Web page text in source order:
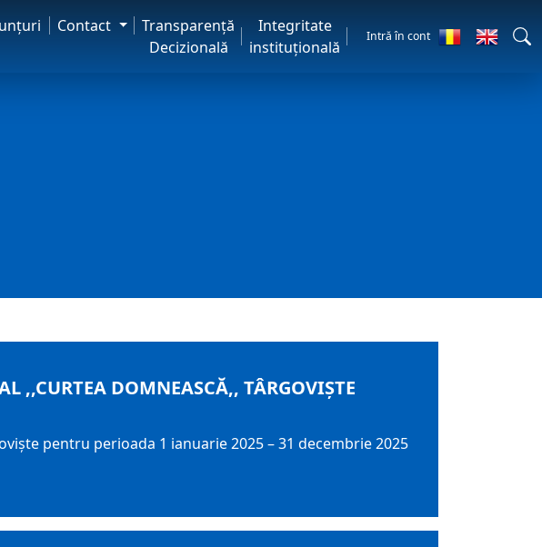
Contact
Transparență
Decizională
Integritate
instituțională
Intră în cont
,,CURTEA DOMNEASCĂ,, TÂRGOVIȘTE
pentru perioada 1 ianuarie 2025 – 31 decembrie 2025